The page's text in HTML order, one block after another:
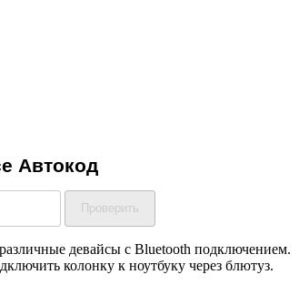
девайсы с Bluetooth подключением.
колонку к ноутбуку через блютуз.